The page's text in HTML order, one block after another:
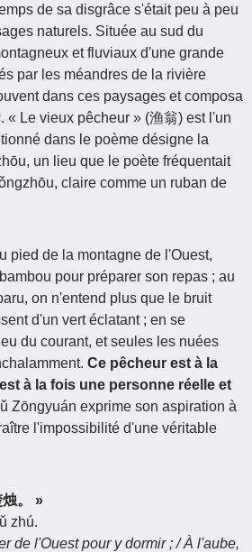
de sa disgrâce s'était peu à peu
naturels. Située au sud du
et fluviaux d'une grande
par les méandres de la rivière
dans ces paysages et composa
. « Le vieux pêcheur » (渔翁) est l'un
dans le poème désigne la
un lieu que le poète fréquentait
claire comme un ruban de
pied de la montagne de l'Ouest,
pour préparer son repas ; au
on n'entend plus que le bruit
d'un vert éclatant ; en se
du courant, et seules les nuées
Ce pêcheur est à la
à la fois une personne réelle et
Zōngyuán exprime son aspiration à
l'impossibilité d'une véritable
。 »
zhú.
de l'Ouest pour y dormir ; / À l'aube,